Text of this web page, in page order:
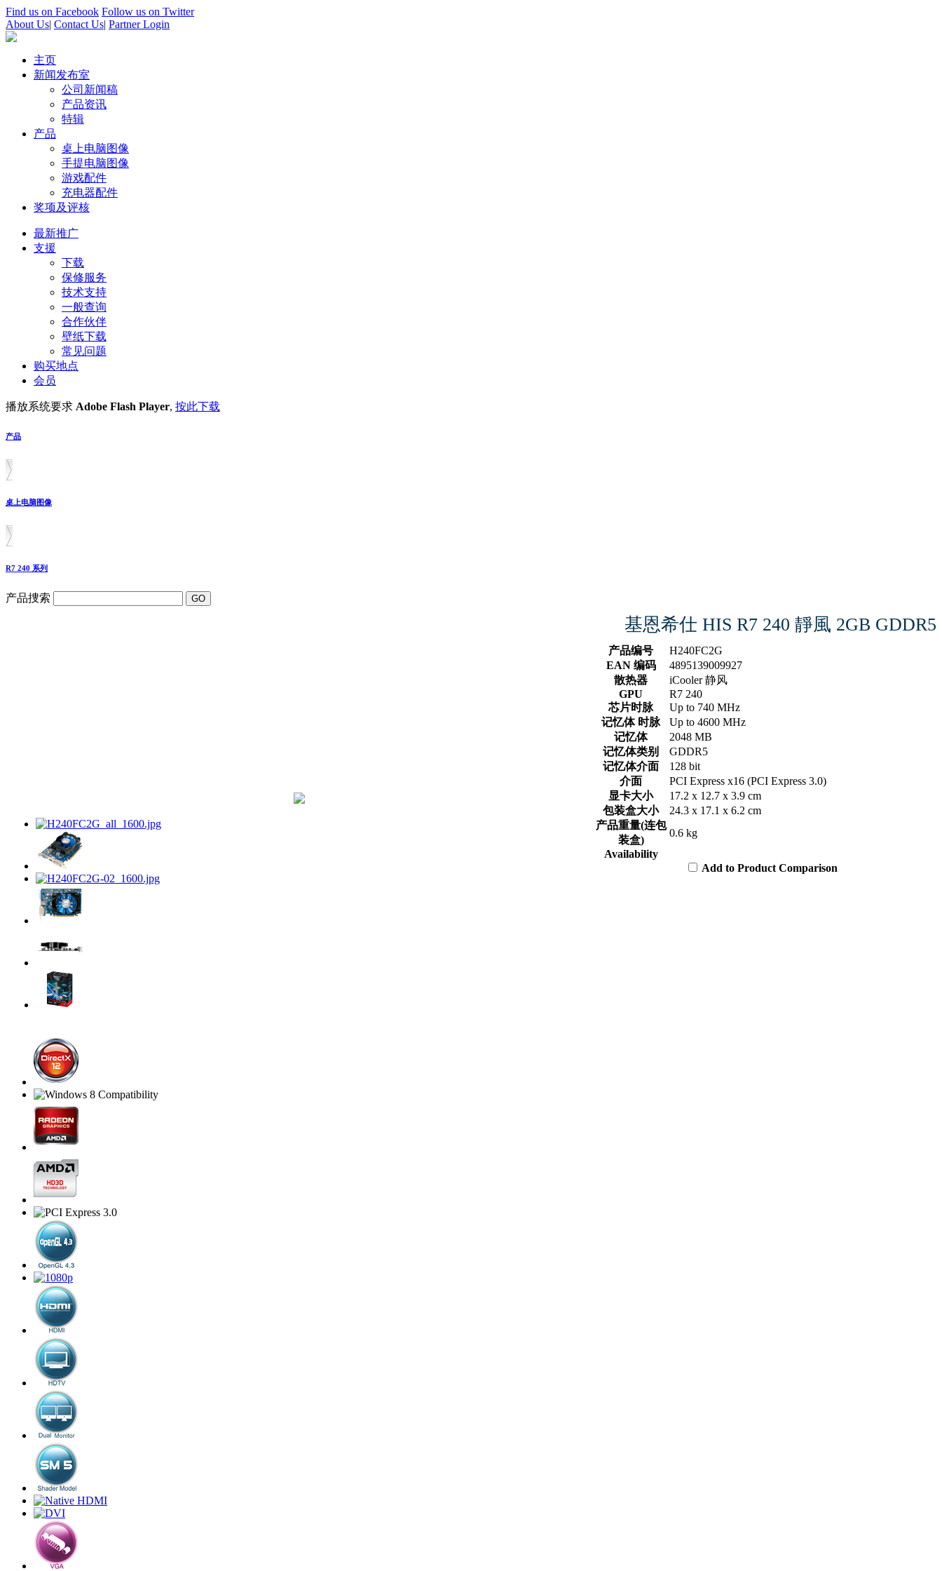
Find us on Facebook Follow us on Twitter
About Us| Contact Us| Partner Login
主页
新闻发布室
公司新闻稿
产品资讯
特辑
产品
桌上电脑图像
手提电脑图像
游戏配件
充电器配件
奖项及评核
最新推广
支援
下载
保修服务
技术支持
一般查询
合作伙伴
壁纸下载
常见问题
购买地点
会员
播放系统要求 Adobe Flash Player, 按此下载
产品
桌上电脑图像
R7 240 系列
产品捜索
基恩希仕 HIS R7 240 靜風 2GB GDDR5
产品编号
H240FC2G
EAN 编码
4895139009927
散热器
iCooler 静风
GPU
R7 240
芯片时脉
Up to 740 MHz
记忆体 时脉
Up to 4600 MHz
记忆体
2048 MB
记忆体类别
GDDR5
记忆体介面
128 bit
介面
PCI Express x16 (PCI Express 3.0)
显卡大小
17.2 x 12.7 x 3.9 cm
包装盒大小
24.3 x 17.1 x 6.2 cm
产品重量(连包
装盒)
0.6 kg
Availability
Add to Product Comparison